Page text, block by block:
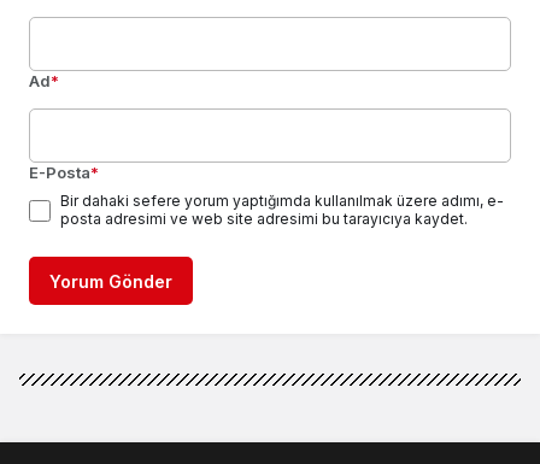
Ad*
E-Posta*
Bir dahaki sefere yorum yaptığımda kullanılmak üzere adımı, e-
posta adresimi ve web site adresimi bu tarayıcıya kaydet.
Yorum Gönder